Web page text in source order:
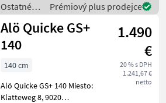
Ostatné
traktorové
komponenty
/ Alö
Prémiový plus prodejce
Alö Quicke GS+
140
1.490
€
20 % s DPH
1.241,67 €
netto
140 cm
Alö Quicke GS+ 140 Miesto:
Klatteweg 8, 9020